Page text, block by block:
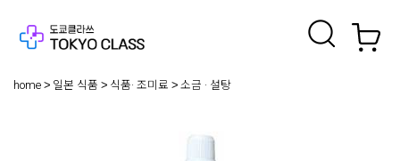
home 일본 식품 식품· 조미료 소금 · 설탕